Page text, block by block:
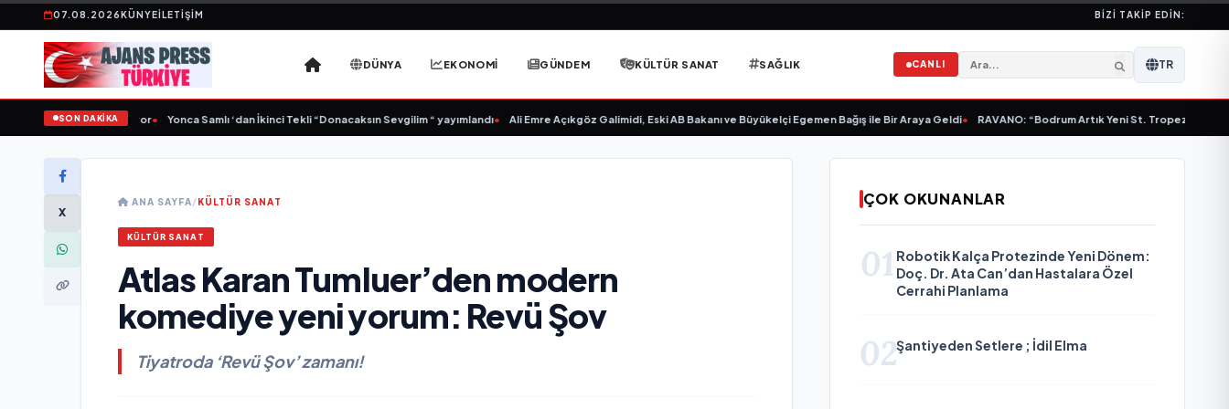
07.08.2026KÜNYEİLETIŞIM BIZI TAKIP EDIN:
DÜNYA EKONOMİ GÜNDEM KÜLTÜR SANAT SAĞLIK CANLI TR
SON DAKİKA
Devam Ediyor• Yonca Samlı ‘dan İkinci Tekli “Donacaksın Sevgilim “ yayımlandı• Ali Emre Açıkgöz Galimidi, Eski AB Bakanı ve Büyükelçi Egemen Bağış ile Bir Araya Geldi• RAVANO: “Bodrum Artık Yeni St. Tropez Değil, Kendi
X
ANA SAYFA/KÜLTÜR SANAT
KÜLTÜR SANAT
Atlas Karan Tumluer’den modern
komediye yeni yorum: Revü Şov
Tiyatroda ‘Revü Şov’ zamanı!
ÇOK OKUNANLAR
01 Robotik Kalça Protezinde Yeni Dönem:
Doç. Dr. Ata Can’dan Hastalara Özel
Cerrahi Planlama
02Şantiyeden Setlere ; İdil Elma